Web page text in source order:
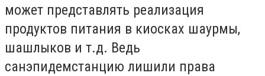
может представлять реализация
продуктов питания в киосках шаурмы,
шашлыков и т.д. Ведь
санэпидемстанцию лишили права